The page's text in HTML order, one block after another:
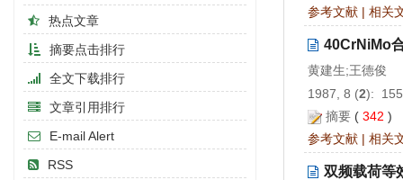
参考文献 | 相关
40CrNiMo
黄建生;王德俊
1987, 8 (2):
摘要 ( 342 )
参考文献 | 相关
双频载荷等
热点文章
摘要点击排行
全文下载排行
文章引用排行
E-mail Alert
RSS